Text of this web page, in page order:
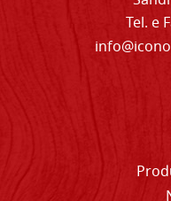
Tel. e